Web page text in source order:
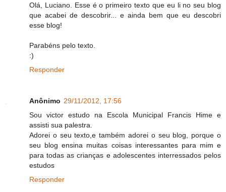
Olá, Luciano. Esse é o primeiro texto que eu li no seu blog
que acabei de descobrir... e ainda bem que eu descobri
esse blog!
Parabéns pelo texto.
:)
Responder
Anônimo 29/11/2012, 17:56
Sou victor estudo na Escola Municipal Francis Hime e
assisti sua palestra.
Adorei o seu texto,e também adorei o seu blog, porque o
seu blog ensina muitas coisas interessantes para mim e
para todas as crianças e adolescentes interressados pelos
estudos
Responder